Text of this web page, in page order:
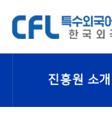
진흥원 소개